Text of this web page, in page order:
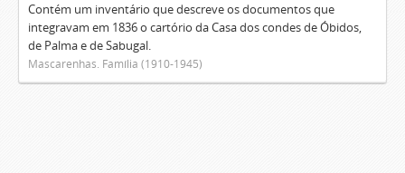
Contém um inventário que descreve os documentos que
integravam em 1836 o cartório da Casa dos condes de Óbidos,
de Palma e de Sabugal.
Mascarenhas. Família (1910-1945)